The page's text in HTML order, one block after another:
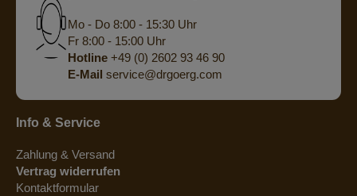
Mo - Do 8:00 - 15:30 Uhr
Fr 8:00 - 15:00 Uhr
Hotline +49 (0) 2602 93 46 90
E-Mail service@drgoerg.com
Info & Service
Zahlung & Versand
Vertrag widerrufen
Kontaktformular